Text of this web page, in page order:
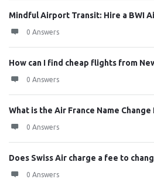
Mindful Airport Transit: Hire a BWI
0 Answers
How can I find cheap flights from
0 Answers
What is the Air France Name Change
0 Answers
Does Swiss Air charge a fee to
0 Answers